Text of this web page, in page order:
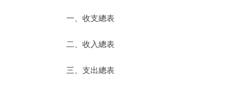
12345網上接訴即辦
參與調查
走進北京
一、收支總表
二、收入總表
三、支出總表